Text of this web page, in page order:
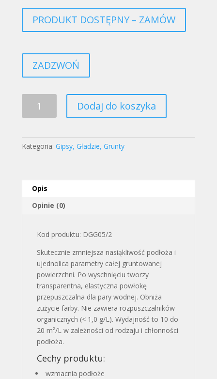
PRODUKT DOSTĘPNY – ZAMÓW
ZADZWOŃ
DG10
Dragon
Dodaj do koszyka
Kategoria: Gipsy, Gładzie, Grunty
Opis
Opinie (0)
Kod produktu: DGG05/2
Skutecznie zmniejsza nasiąkliwość podłoża i
ujednolica parametry całej gruntowanej
powierzchni. Po wyschnięciu tworzy
transparentna, elastyczna powłokę
przepuszczalna dla pary wodnej. Obniża
zużycie farby. Nie zawiera rozpuszczalników
organicznych (< 1,0 g/L). Wydajność to 10 do
20 m²/L w zależności od rodzaju i chłonności
podłoża.
Cechy produktu:
wzmacnia podłoże